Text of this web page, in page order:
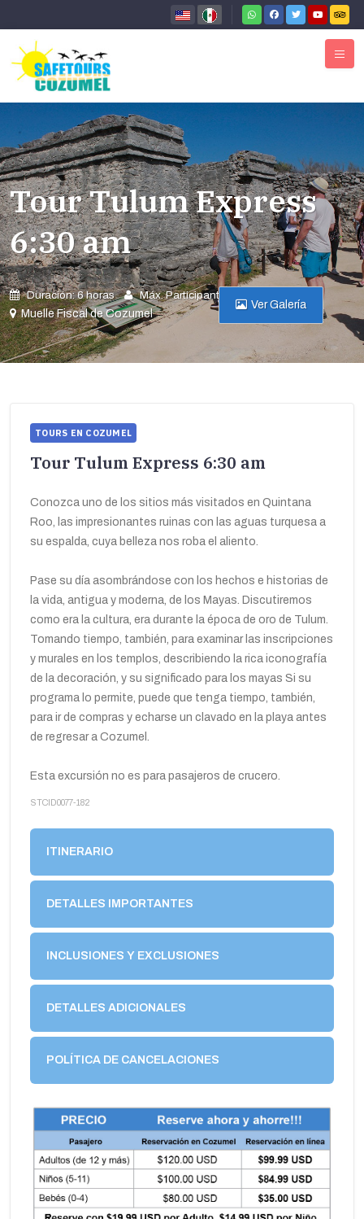
Tour Tulum Express
6:30 am
Duración: 6 horas
Máx. Participantes: 15
Muelle Fiscal de Cozumel
Ver Galería
TOURS EN COZUMEL
Tour Tulum Express 6:30 am
Conozca uno de los sitios más visitados en Quintana
Roo, las impresionantes ruinas con las aguas turquesa a
su espalda, cuya belleza nos roba el aliento.
Pase su día asombrándose con los hechos e historias de
la vida, antigua y moderna, de los Mayas. Discutiremos
como era la cultura, era durante la época de oro de Tulum.
Tomando tiempo, también, para examinar las inscripciones
y murales en los templos, describiendo la rica iconografía
de la decoración, y su significado para los mayas Si su
programa lo permite, puede que tenga tiempo, también,
para ir de compras y echarse un clavado en la playa antes
de regresar a Cozumel.
Esta excursión no es para pasajeros de crucero.
STCID0077-182
ITINERARIO
DETALLES IMPORTANTES
INCLUSIONES Y EXCLUSIONES
DETALLES ADICIONALES
POLÍTICA DE CANCELACIONES